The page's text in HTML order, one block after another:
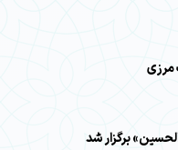
مرزی